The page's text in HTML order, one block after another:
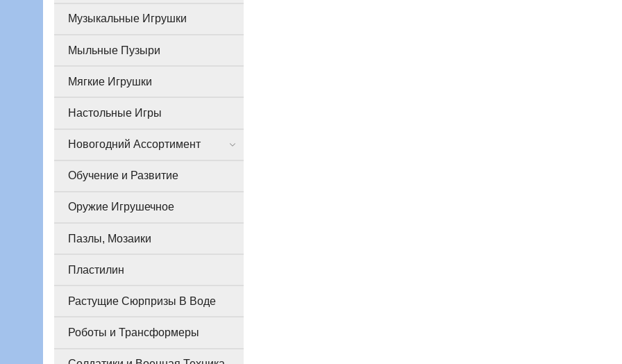
Музыкальные Игрушки
Мыльные Пузыри
Мягкие Игрушки
Настольные Игры
Новогодний Ассортимент
Обучение и Развитие
Оружие Игрушечное
Пазлы, Мозаики
Пластилин
Растущие Сюрпризы В Воде
Роботы и Трансформеры